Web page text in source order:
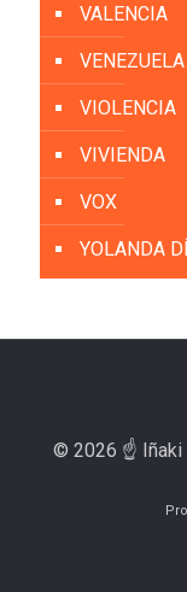
VALENCIA
VENEZUELA
VIOLENCIA
VIVIENDA
VOX
YOLANDA
© 2026 ☝️ Iñaki